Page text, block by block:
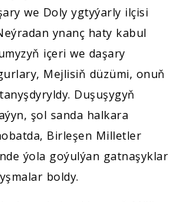
we Doly ygtyýarly ilçisi
ynanç haty kabul
içeri we daşary
Mejlisiň düzümi, onuň
Duşuşygyň
şol sanda halkara
Birleşen Milletler
ýola goýulýan gatnaşyklar
boldy.